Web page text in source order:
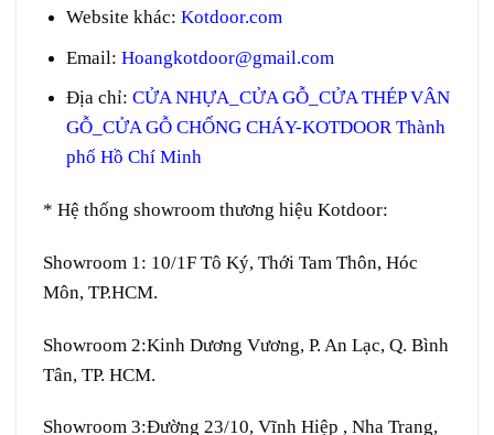
Website khác: Kotdoor.com
Email: Hoangkotdoor@gmail.com
Địa chỉ: CỬA NHỰA_CỬA GỖ_CỬA THÉP VÂN
GỖ_CỬA GỖ CHỐNG CHÁY-KOTDOOR Thành
phố Hồ Chí Minh
* Hệ thống showroom thương hiệu Kotdoor:
Showroom 1: 10/1F Tô Ký, Thới Tam Thôn, Hóc
Môn, TP.HCM.
Showroom 2:Kinh Dương Vương, P. An Lạc, Q. Bình
Tân, TP. HCM.
Showroom 3:Đường 23/10, Vĩnh Hiệp , Nha Trang,